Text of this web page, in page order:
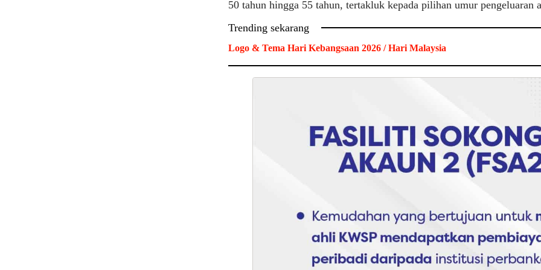
50 tahun hingga 55 tahun, tertakluk kepada pilihan umur pengeluaran
Trending sekarang
Logo & Tema Hari Kebangsaan 2026 / Hari Malaysia